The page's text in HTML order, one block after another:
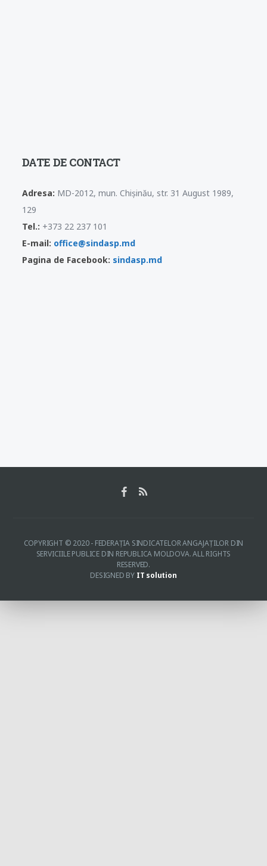
DATE DE CONTACT
Adresa: MD-2012, mun. Chișinău, str. 31 August 1989,
129
Tel.: +373 22 237 101
E-mail: office@sindasp.md
Pagina de Facebook: sindasp.md
COPYRIGHT © 2020 - FEDERAŢIA SINDICATELOR ANGAJAŢILOR DIN
SERVICIILE PUBLICE DIN REPUBLICA MOLDOVA. ALL RIGHTS
RESERVED.
DESIGNED BY IT solution